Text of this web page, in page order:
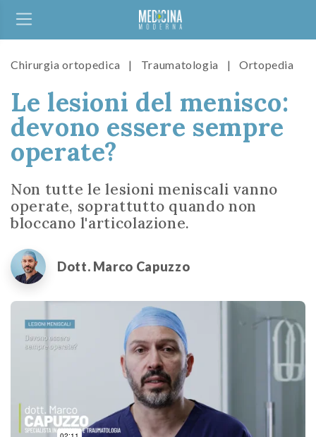
Chirurgia ortopedica | Traumatologia | Ortopedia
Le lesioni del menisco:
devono essere sempre
operate?
Non tutte le lesioni meniscali vanno
operate, soprattutto quando non
bloccano l'articolazione.
Dott. Marco Capuzzo